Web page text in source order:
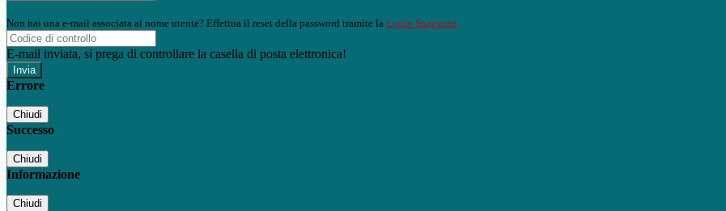
Non hai una e-mail associata al nome utente? Effettua il reset della password tramite la Login Spaggiari
E-mail inviata, si prega di controllare la casella di posta elettronica!
Errore
Chiudi
Successo
Chiudi
Informazione
Chiudi